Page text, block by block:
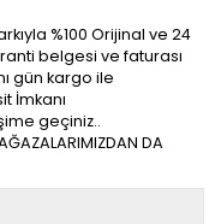
%100 Orijinal ve 24
belgesi ve faturası
gün kargo ile
İmkanı
geçiniz..
DA